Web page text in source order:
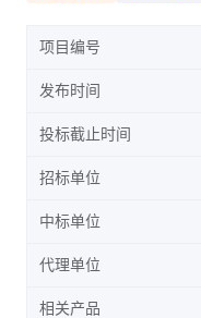
项目编号
发布时间
投标截止时间
招标单位
中标单位
代理单位
相关产品